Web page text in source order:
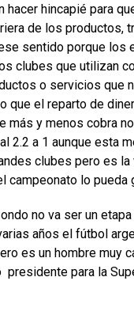
hacer hincapié para
de los productos,
sentido porque los
clubes que utilizan
o servicios que
que el reparto de
más y menos cobra
2.2 a 1 aunque esta
clubes pero es la
campeonato lo pueda
no va ser un
años el fútbol
es un hombre muy
para la